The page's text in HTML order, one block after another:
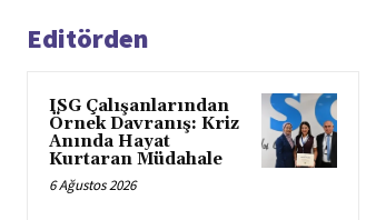
Editörden
ISG Çalışanlarından
Örnek Davranış: Kriz
Anında Hayat
Kurtaran Müdahale
6 Ağustos 2026